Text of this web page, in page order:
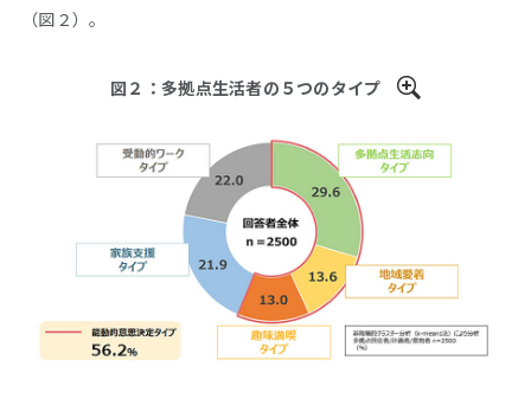
（図２）。
図２：多拠点生活者の５つのタイプ